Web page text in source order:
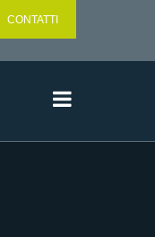
CONTATTI